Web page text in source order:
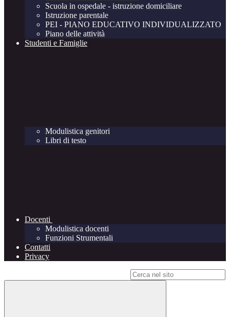
Scuola in ospedale - istruzione domiciliare
Istruzione parentale
PEI - PIANO EDUCATIVO INDIVIDUALIZZATO
Piano delle attività
Studenti e Famiglie
Modulistica genitori
Libri di testo
Docenti
Modulistica docenti
Funzioni Strumentali
Contatti
Privacy